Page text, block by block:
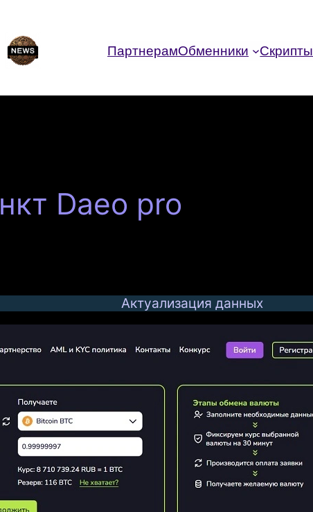
ПартнерамОбменники Скрипты
Daeo pro
Актуализация данных